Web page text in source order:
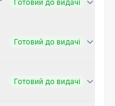
Готовий до видачі
Готовий до видачі
Готовий до видачі